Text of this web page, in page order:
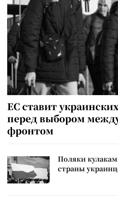
ЕС ставит
перед выбором
фронтом
Поляки
страны